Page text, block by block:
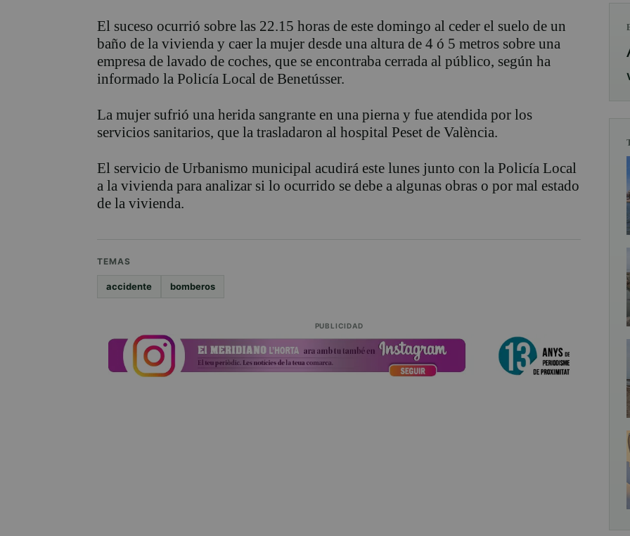
El suceso ocurrió sobre las 22.15 horas de este domingo al ceder el suelo de un
baño de la vivienda y caer la mujer desde una altura de 4 ó 5 metros sobre una
empresa de lavado de coches, que se encontraba cerrada al público, según ha
informado la Policía Local de Benetússer.
La mujer sufrió una herida sangrante en una pierna y fue atendida por los
servicios sanitarios, que la trasladaron al hospital Peset de València.
El servicio de Urbanismo municipal acudirá este lunes junto con la Policía Local
a la vivienda para analizar si lo ocurrido se debe a algunas obras o por mal estado
de la vivienda.
TEMAS
accidente bomberos
PUBLICIDAD